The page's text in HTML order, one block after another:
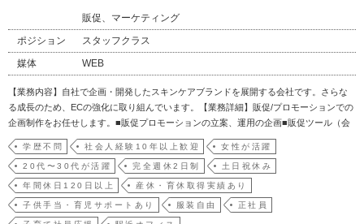
販促、マーケティング
ポジション
スタッフクラス
媒体
WEB
【業務内容】自社で企画・開発したスキンケアブランドを展開する会社です。さらな
る成長のため、ECの強化に取り組んでいます。【業務詳細】販促/プロモーションでの
企画制作をお任せします。■販促プロモーションの立案、運用の企画■販促ツール（会
報誌、DM、同梱ツール、発送箱など）のディレクションおよび制作業務■販促キャン
ペーンなどの企画立案■売上の予測、効果検証など施策の分析
学歴不問 社会人経験10年以上歓迎 女性が活躍
20代〜30代が活躍 完全週休2日制 土日祝休み
年間休日120日以上 産休・育休取得実績あり
子供手当・育児サポートあり 服装自由 正社員